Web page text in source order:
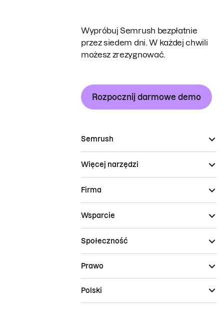
Wypróbuj Semrush bezpłatnie
przez siedem dni. W każdej chwili
możesz zrezygnować.
Rozpocznij darmowe demo
Semrush
Więcej narzędzi
Firma
Wsparcie
Społeczność
Prawo
Polski